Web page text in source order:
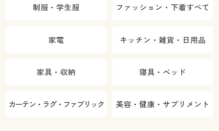
制服・学生服 ファッション・下着すべて
家電 キッチン・雑貨・日用品
家具・収納 寝具・ベッド
カーテン・ラグ・ファブリック 美容・健康・サプリメント